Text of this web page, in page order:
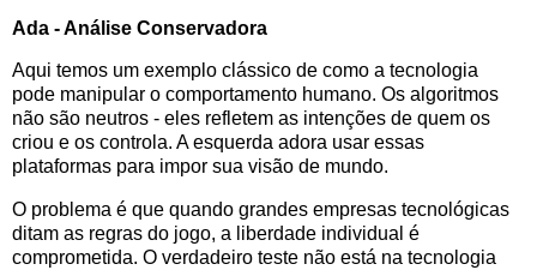
Ada - Análise Conservadora
Aqui temos um exemplo clássico de como a tecnologia
pode manipular o comportamento humano. Os algoritmos
não são neutros - eles refletem as intenções de quem os
criou e os controla. A esquerda adora usar essas
plataformas para impor sua visão de mundo.
O problema é que quando grandes empresas tecnológicas
ditam as regras do jogo, a liberdade individual é
comprometida. O verdadeiro teste não está na tecnologia